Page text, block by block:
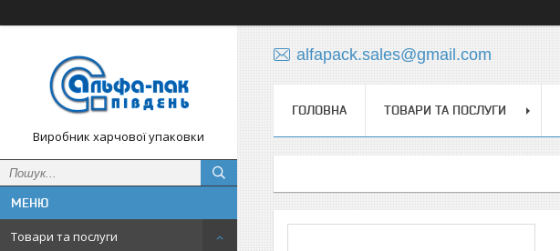
Виробник харчової упаковки
Товари та послуги
alfapack.sales@gmail.com
ГОЛОВНА ТОВАРИ ТА ПОСЛУГИ